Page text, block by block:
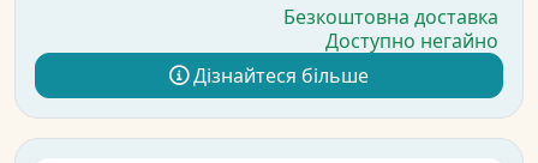
Безкоштовна доставка
Доступно негайно
Дізнайтеся більше